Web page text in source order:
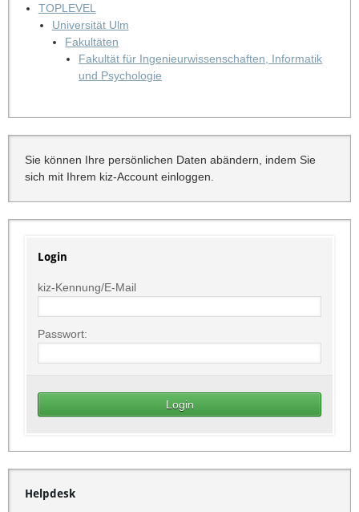
TOPLEVEL
Universität Ulm
Fakultäten
Fakultät für Ingenieurwissenschaften, Informatik
und Psychologie
Sie können Ihre persönlichen Daten abändern, indem Sie
sich mit Ihrem kiz-Account einloggen.
Login
kiz-Kennung/E-Mail
Passwort:
Helpdesk